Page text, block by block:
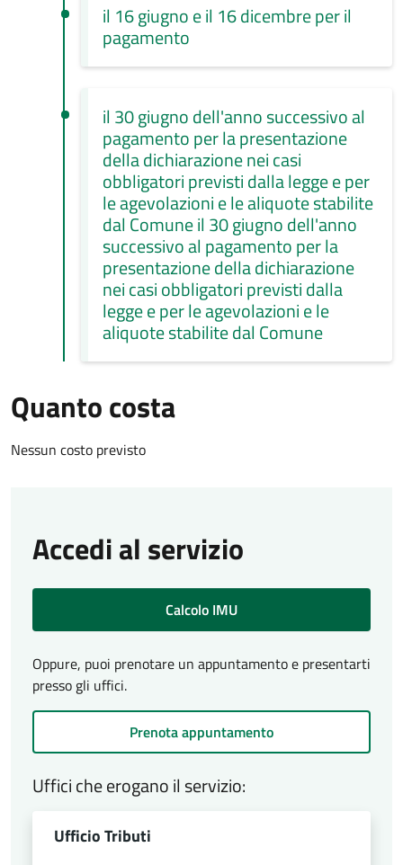
il 16 giugno e il 16 dicembre per il
pagamento
il 30 giugno dell'anno successivo al
pagamento per la presentazione
della dichiarazione nei casi
obbligatori previsti dalla legge e per
le agevolazioni e le aliquote stabilite
dal Comune il 30 giugno dell'anno
successivo al pagamento per la
presentazione della dichiarazione
nei casi obbligatori previsti dalla
legge e per le agevolazioni e le
aliquote stabilite dal Comune
Quanto costa
Nessun costo previsto
Accedi al servizio
Calcolo IMU
Oppure, puoi prenotare un appuntamento e presentarti
presso gli uffici.
Prenota appuntamento
Uffici che erogano il servizio:
Ufficio Tributi